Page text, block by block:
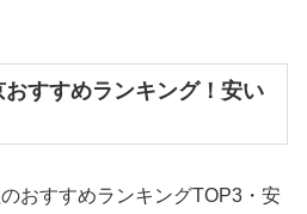
すすめランキング！安い
おすすめランキングTOP3・ 安